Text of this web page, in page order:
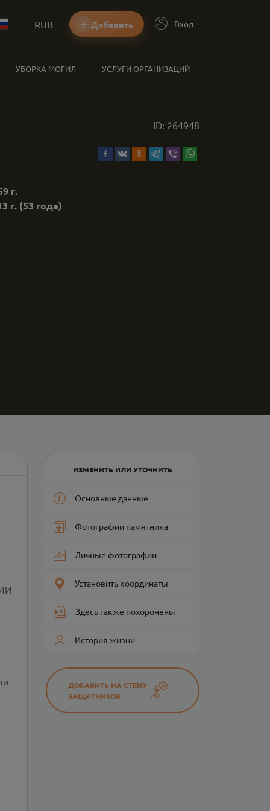
RUB Добавить Вход
УБОРКА МОГИЛ УСЛУГИ ОРГАНИЗАЦИЙ
ID: 264948
г.
г. (53 года)
ИЗМЕНИТЬ ИЛИ УТОЧНИТЬ
Основные данные
Фотографии памятника
Личные фотографии
Установить координаты
Здесь также похоронены
История жизни
ДОБАВИТЬ НА СТЕНУ
ЗАЩИТНИКОВ